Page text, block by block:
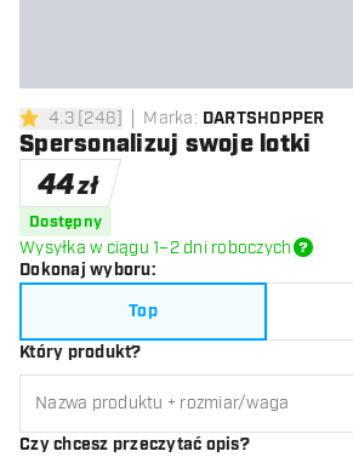
4.3 gwiazdki oceny
4.3[246] Marka: DARTSHOPPER
Spersonalizuj swoje lotki
44zł
Dostępny
Wysyłka w ciągu 1–2 dni roboczych
Dokonaj wyboru:
Top
Który produkt?
Czy chcesz przeczytać opis?